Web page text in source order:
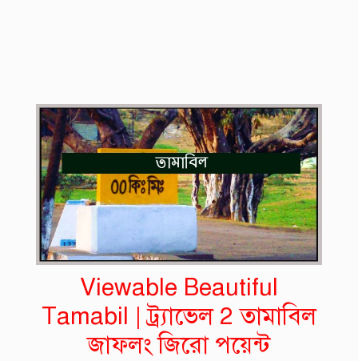
Viewable Beautiful
Tamabil | ট্র্যাভেল 2 তামাবিল
জাফলং জিরো পয়েন্ট